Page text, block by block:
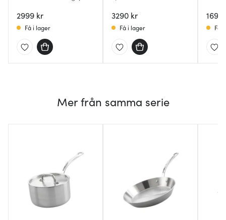
2999 kr
Få i lager
3290 kr
Få i lager
1699
Få
Mer från samma serie